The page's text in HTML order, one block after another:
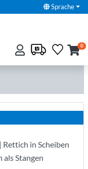
Sprache
0
in Scheiben
als Stangen